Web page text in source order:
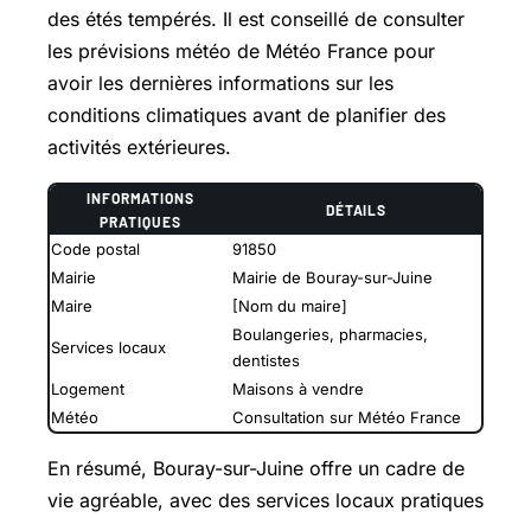
des étés tempérés. Il est conseillé de consulter
les prévisions météo de Météo France pour
avoir les dernières informations sur les
conditions climatiques avant de planifier des
activités extérieures.
INFORMATIONS
PRATIQUES
DÉTAILS
Code postal
91850
Mairie
Mairie de Bouray-sur-Juine
Maire
[Nom du maire]
Services locaux
Boulangeries, pharmacies,
dentistes
Logement
Maisons à vendre
Météo
Consultation sur Météo France
En résumé, Bouray-sur-Juine offre un cadre de
vie agréable, avec des services locaux pratiques